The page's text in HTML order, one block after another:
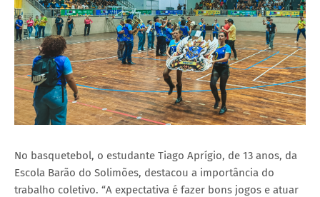
No basquetebol, o estudante Tiago Aprígio, de 13 anos, da
Escola Barão do Solimões, destacou a importância do
trabalho coletivo. “A expectativa é fazer bons jogos e atuar